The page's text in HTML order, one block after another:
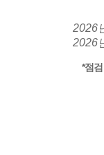
2026
2026
*점